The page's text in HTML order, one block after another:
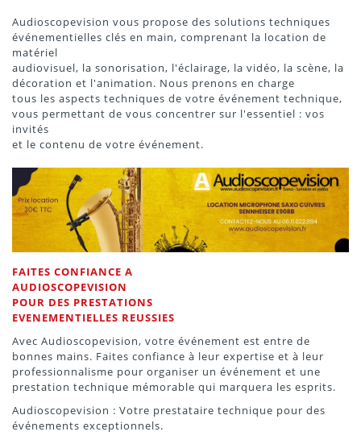
Audioscopevision vous propose des solutions techniques
événementielles clés en main, comprenant la location de
matériel
audiovisuel, la sonorisation, l'éclairage, la vidéo, la scène, la
décoration et l'animation. Nous prenons en charge
tous les aspects techniques de votre événement technique,
vous permettant de vous concentrer sur l'essentiel : vos
invités
et le contenu de votre événement.
FAITES CONFIANCE A
AUDIOSCOPEVISION
POUR DES PRESTATIONS
EVENEMENTIELLES REUSSIES
Avec Audioscopevision, votre événement est entre de
bonnes mains. Faites confiance à leur expertise et à leur
professionnalisme pour organiser un événement et une
prestation technique mémorable qui marquera les esprits.
Audioscopevision : Votre prestataire technique pour des
événements exceptionnels.